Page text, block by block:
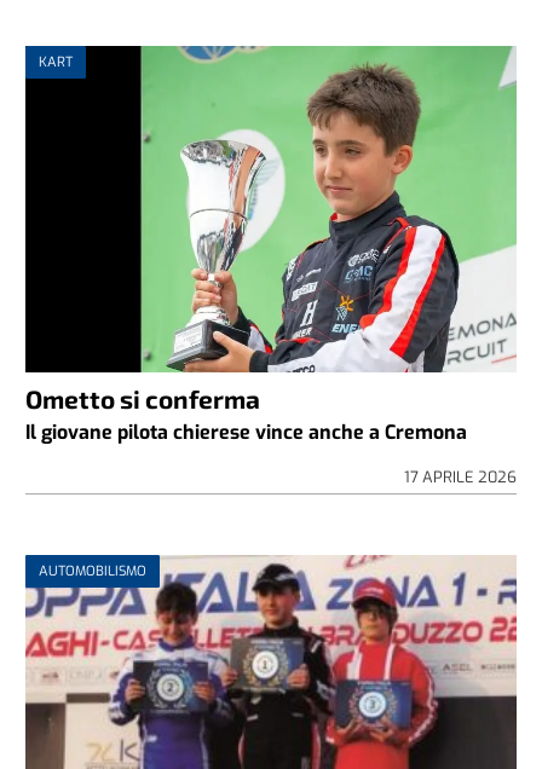
KART
Ometto si conferma
Il giovane pilota chierese vince anche a Cremona
17 APRILE 2026
AUTOMOBILISMO